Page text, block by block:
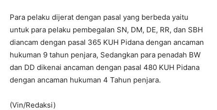
Para pelaku dijerat dengan pasal yang berbeda yaitu
untuk para pelaku pembegalan SN, DM, DE, RR, dan SBH
diancam dengan pasal 365 KUH Pidana dengan ancaman
hukuman 9 tahun penjara, Sedangkan para penadah BW
dan DD dikenai ancaman dengan pasal 480 KUH Pidana
dengan ancaman hukuman 4 Tahun penjara.
(Vin/Redaksi)